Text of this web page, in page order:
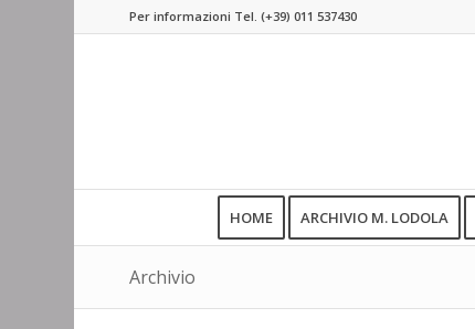
Per informazioni Tel.(+39) 011 537430
HOME ARCHIVIO M. LODOLA
Archivio